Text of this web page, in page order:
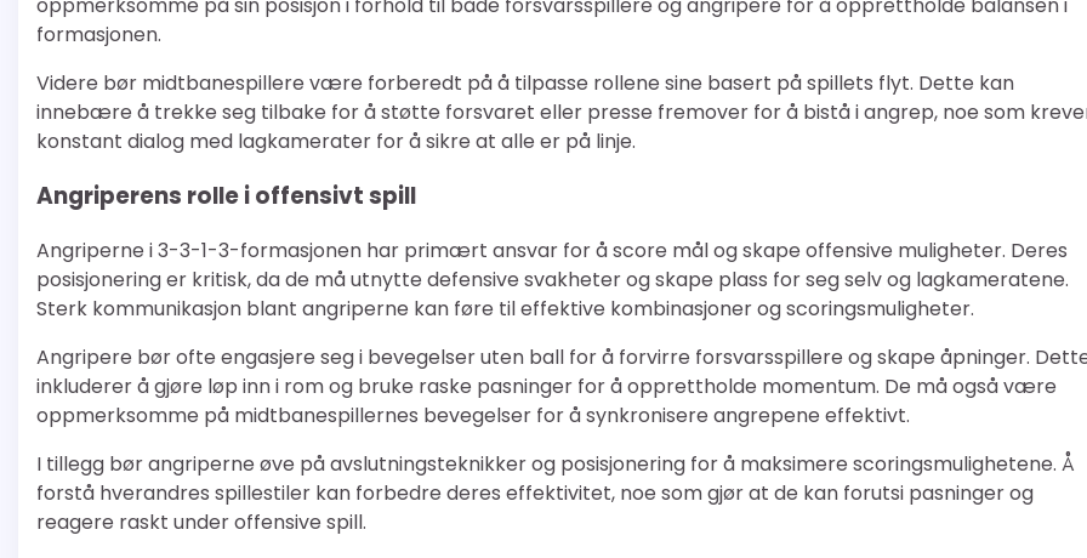
formasjonen.
Videre bør midtbanespillere være forberedt på å tilpasse rollene sine basert på spillets flyt. Dette kan
innebære å trekke seg tilbake for å støtte forsvaret eller presse fremover for å bistå i angrep, noe som
konstant dialog med lagkamerater for å sikre at alle er på linje.
Angriperens rolle i offensivt spill
Angriperne i 3-3-1-3-formasjonen har primært ansvar for å score mål og skape offensive muligheter. Deres
posisjonering er kritisk, da de må utnytte defensive svakheter og skape plass for seg selv og lagkameratene.
Sterk kommunikasjon blant angriperne kan føre til effektive kombinasjoner og scoringsmuligheter.
Angripere bør ofte engasjere seg i bevegelser uten ball for å forvirre forsvarsspillere og skape åpninger.
inkluderer å gjøre løp inn i rom og bruke raske pasninger for å opprettholde momentum. De må også være
oppmerksomme på midtbanespillernes bevegelser for å synkronisere angrepene effektivt.
I tillegg bør angriperne øve på avslutningsteknikker og posisjonering for å maksimere scoringsmulighetene. Å
forstå hverandres spillestiler kan forbedre deres effektivitet, noe som gjør at de kan forutsi pasninger og
reagere raskt under offensive spill.